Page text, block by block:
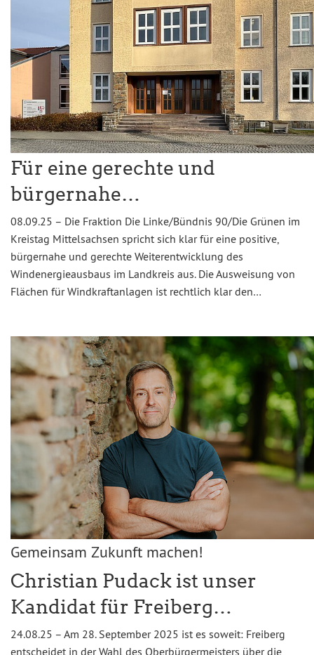
Für eine gerechte und
bürgernahe…
08.09.25 – Die Fraktion Die Linke/Bündnis 90/Die Grünen im
Kreistag Mittelsachsen spricht sich klar für eine positive,
bürgernahe und gerechte Weiterentwicklung des
Windenergieausbaus im Landkreis aus. Die Ausweisung von
Flächen für Windkraftanlagen ist rechtlich klar den…
Gemeinsam Zukunft machen!
Christian Pudack ist unser
Kandidat für Freiberg…
24.08.25 – Am 28. September 2025 ist es soweit: Freiberg
entscheidet in der Wahl des Oberbürgermeisters über die